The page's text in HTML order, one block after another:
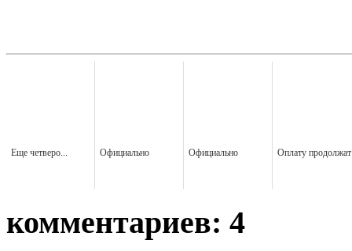
Еще четверо... Официально Официально Оплату продолжат
комментариев: 4